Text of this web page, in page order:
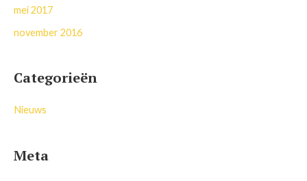
mei 2017
november 2016
Categorieën
Nieuws
Meta